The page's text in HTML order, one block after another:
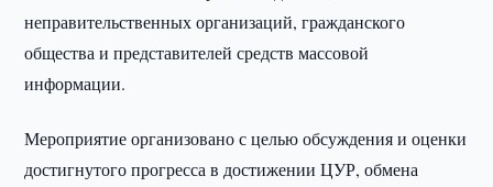
неправительственных организаций, гражданского
общества и представителей средств массовой
информации.
Мероприятие организовано с целью обсуждения и оценки
достигнутого прогресса в достижении ЦУР, обмена